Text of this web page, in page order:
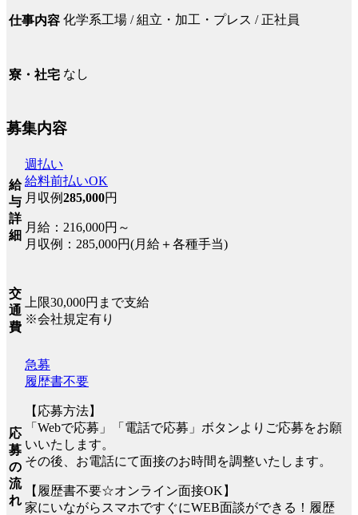
仕事内容 化学系工場 / 組立・加工・プレス / 正社員
寮・社宅 なし
募集内容
給
与
詳
細
週払い
給料前払いOK
月収例285,000円
月給：216,000円～
月収例：285,000円(月給＋各種手当)
交
通
費
上限30,000円まで支給
※会社規定有り
応
募
の
流
れ
急募
履歴書不要
【応募方法】
「Webで応募」「電話で応募」ボタンよりご応募をお願
いいたします。
その後、お電話にて面接のお時間を調整いたします。
【履歴書不要☆オンライン面接OK】
家にいながらスマホですぐにWEB面談ができる！履歴